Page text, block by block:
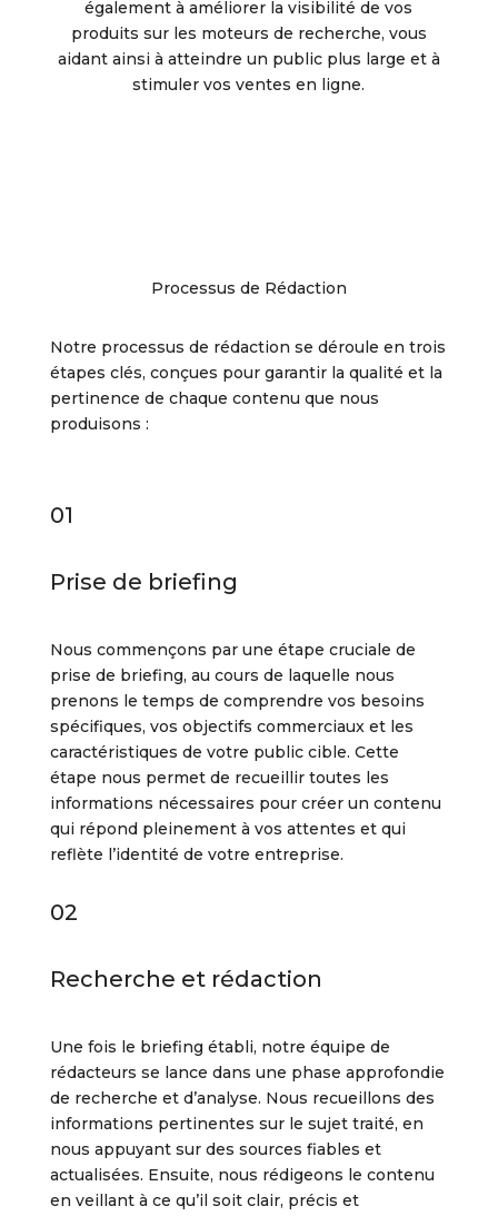
également à améliorer la visibilité de vos
produits sur les moteurs de recherche, vous
aidant ainsi à atteindre un public plus large et à
stimuler vos ventes en ligne.
Processus de Rédaction
Notre processus de rédaction se déroule en trois
étapes clés, conçues pour garantir la qualité et la
pertinence de chaque contenu que nous
produisons :
01
Prise de briefing
Nous commençons par une étape cruciale de
prise de briefing, au cours de laquelle nous
prenons le temps de comprendre vos besoins
spécifiques, vos objectifs commerciaux et les
caractéristiques de votre public cible. Cette
étape nous permet de recueillir toutes les
informations nécessaires pour créer un contenu
qui répond pleinement à vos attentes et qui
reflète l’identité de votre entreprise.
02
Recherche et rédaction
Une fois le briefing établi, notre équipe de
rédacteurs se lance dans une phase approfondie
de recherche et d’analyse. Nous recueillons des
informations pertinentes sur le sujet traité, en
nous appuyant sur des sources fiables et
actualisées. Ensuite, nous rédigeons le contenu
en veillant à ce qu’il soit clair, précis et